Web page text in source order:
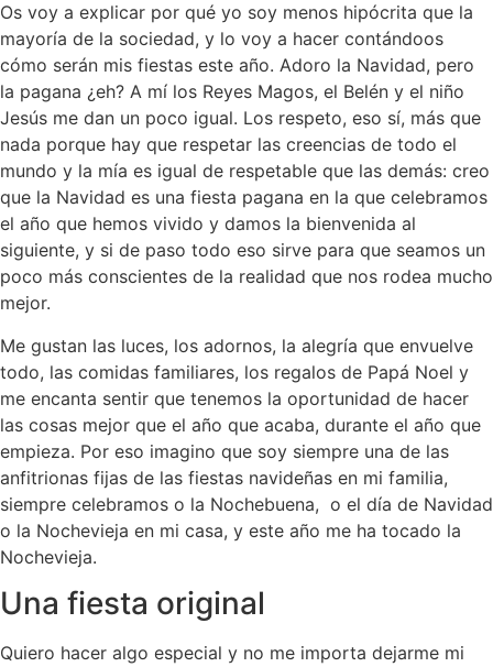
Os voy a explicar por qué yo soy menos hipócrita que la
mayoría de la sociedad, y lo voy a hacer contándoos
cómo serán mis fiestas este año. Adoro la Navidad, pero
la pagana ¿eh? A mí los Reyes Magos, el Belén y el niño
Jesús me dan un poco igual. Los respeto, eso sí, más que
nada porque hay que respetar las creencias de todo el
mundo y la mía es igual de respetable que las demás: creo
que la Navidad es una fiesta pagana en la que celebramos
el año que hemos vivido y damos la bienvenida al
siguiente, y si de paso todo eso sirve para que seamos un
poco más conscientes de la realidad que nos rodea mucho
mejor.
Me gustan las luces, los adornos, la alegría que envuelve
todo, las comidas familiares, los regalos de Papá Noel y
me encanta sentir que tenemos la oportunidad de hacer
las cosas mejor que el año que acaba, durante el año que
empieza. Por eso imagino que soy siempre una de las
anfitrionas fijas de las fiestas navideñas en mi familia,
siempre celebramos o la Nochebuena, o el día de Navidad
o la Nochevieja en mi casa, y este año me ha tocado la
Nochevieja.
Una fiesta original
Quiero hacer algo especial y no me importa dejarme mi